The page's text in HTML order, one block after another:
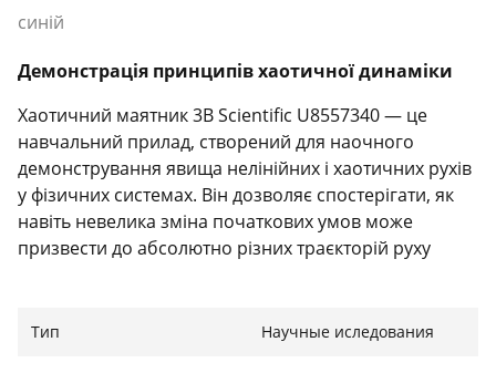
синій
Демонстрація принципів хаотичної динаміки
Хаотичний маятник 3B Scientific U8557340 — це
навчальний прилад, створений для наочного
демонстрування явища нелінійних і хаотичних рухів
у фізичних системах. Він дозволяє спостерігати, як
навіть невелика зміна початкових умов може
призвести до абсолютно різних траєкторій руху
Тип Научные иследования